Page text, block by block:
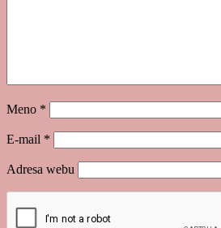
Meno *
E-mail *
Adresa webu